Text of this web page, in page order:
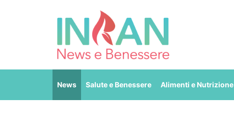
News Salute e Benessere Alimenti e Nutrizione